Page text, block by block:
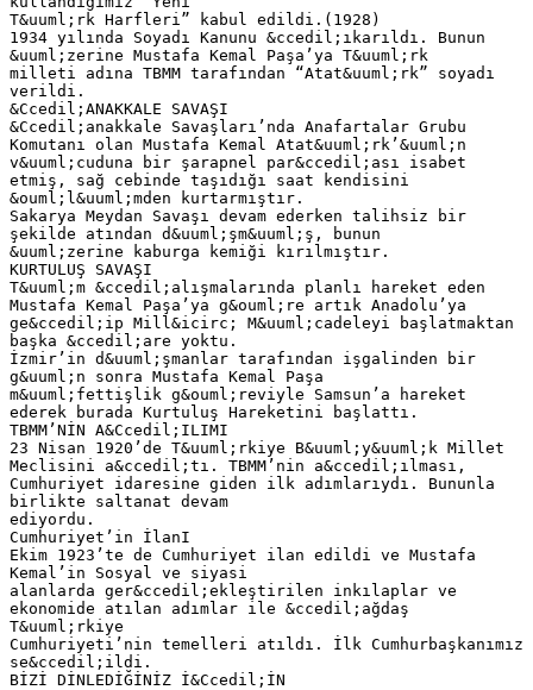
T&uuml;rk Harfleri” kabul edildi.(1928)
1934 yılında Soyadı Kanunu &ccedil;ıkarıldı. Bunun
&uuml;zerine Mustafa Kemal Paşa’ya T&uuml;rk
milleti adına TBMM tarafından “Atat&uuml;rk” soyadı
verildi.
&Ccedil;ANAKKALE SAVAŞI
&Ccedil;anakkale Savaşları’nda Anafartalar Grubu
Komutanı olan Mustafa Kemal Atat&uuml;rk’&uuml;n
v&uuml;cuduna bir şarapnel par&ccedil;ası isabet
etmiş, sağ cebinde taşıdığı saat kendisini
&ouml;l&uuml;mden kurtarmıştır.
Sakarya Meydan Savaşı devam ederken talihsiz bir
şekilde atından d&uuml;şm&uuml;ş, bunun
&uuml;zerine kaburga kemiği kırılmıştır.
KURTULUŞ SAVAŞI
T&uuml;m &ccedil;alışmalarında planlı hareket eden
Mustafa Kemal Paşa’ya g&ouml;re artık Anadolu’ya
ge&ccedil;ip Mill&icirc; M&uuml;cadeleyi başlatmaktan
başka &ccedil;are yoktu.
İzmir’in d&uuml;şmanlar tarafından işgalinden bir
g&uuml;n sonra Mustafa Kemal Paşa
m&uuml;fettişlik g&ouml;reviyle Samsun’a hareket
ederek burada Kurtuluş Hareketini başlattı.
TBMM’NİN A&Ccedil;ILIMI
23 Nisan 1920’de T&uuml;rkiye B&uuml;y&uuml;k Millet
Meclisini a&ccedil;tı. TBMM’nin a&ccedil;ılması,
Cumhuriyet idaresine giden ilk adımlarıydı. Bununla
birlikte saltanat devam
ediyordu.
Cumhuriyet’in İlanI
Ekim 1923’te de Cumhuriyet ilan edildi ve Mustafa
Kemal’in Sosyal ve siyasi
alanlarda ger&ccedil;ekleştirilen inkılaplar ve
ekonomide atılan adımlar ile &ccedil;ağdaş
T&uuml;rkiye
Cumhuriyeti’nin temelleri atıldı. İlk Cumhurbaşkanımız
se&ccedil;ildi.
BİZİ DİNLEDİĞİNİZ İ&Ccedil;İN